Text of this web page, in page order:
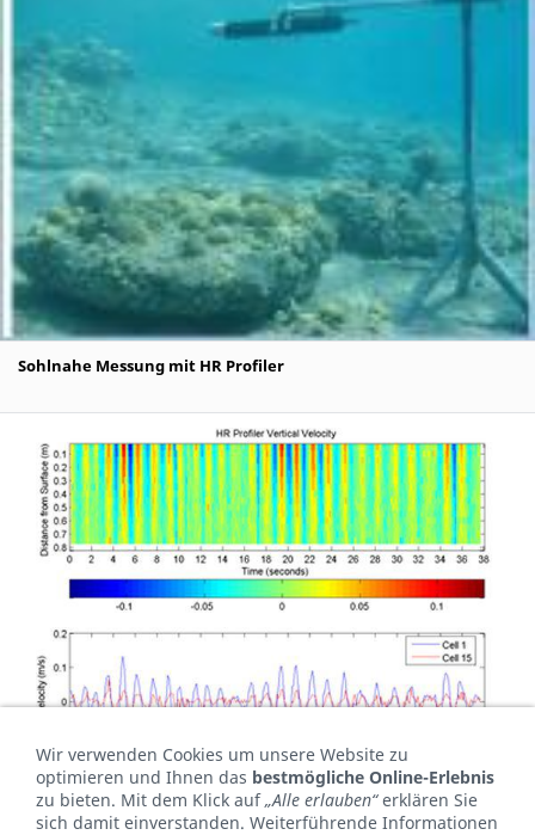
Sohlnahe Messung mit HR Profiler
Wir verwenden Cookies um unsere Website zu
optimieren und Ihnen das bestmögliche Online-Erlebnis
zu bieten. Mit dem Klick auf„Alle erlauben“erklären Sie
sich damit einverstanden. Weiterführende Informationen